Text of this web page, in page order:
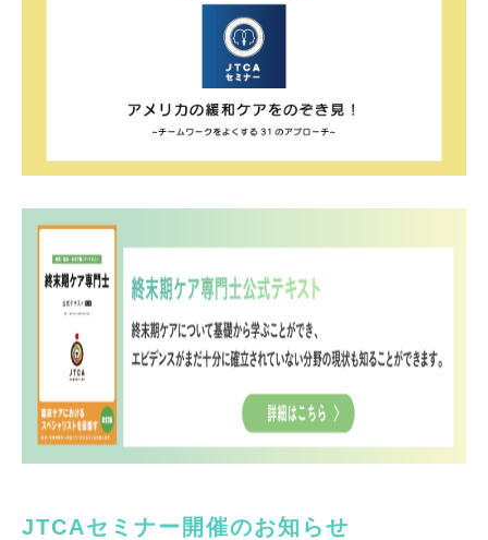
JTCAセミナー開催のお知らせ